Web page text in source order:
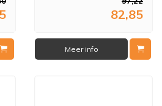
82,85
Meer info